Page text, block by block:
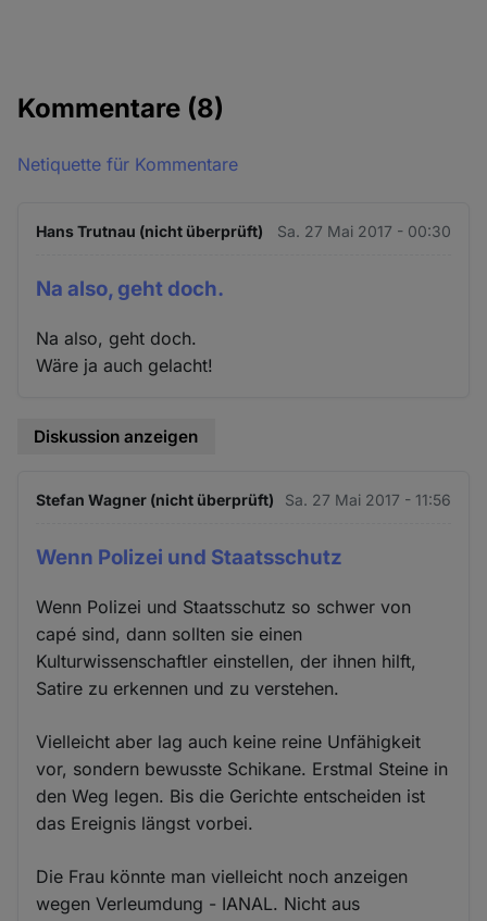
Kommentare (8)
Netiquette für Kommentare
Hans Trutnau (nicht überprüft) Sa. 27 Mai 2017 - 00:30
Na also, geht doch.
Na also, geht doch.
Wäre ja auch gelacht!
Diskussion anzeigen
Stefan Wagner (nicht überprüft) Sa. 27 Mai 2017 - 11:56
Wenn Polizei und Staatsschutz
Wenn Polizei und Staatsschutz so schwer von
capé sind, dann sollten sie einen
Kulturwissenschaftler einstellen, der ihnen hilft,
Satire zu erkennen und zu verstehen.
Vielleicht aber lag auch keine reine Unfähigkeit
vor, sondern bewusste Schikane. Erstmal Steine in
den Weg legen. Bis die Gerichte entscheiden ist
das Ereignis längst vorbei.
Die Frau könnte man vielleicht noch anzeigen
wegen Verleumdung - IANAL. Nicht aus